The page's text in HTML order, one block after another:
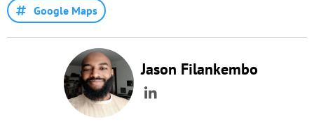
Google Maps
Jason Filankembo
LinkedIn